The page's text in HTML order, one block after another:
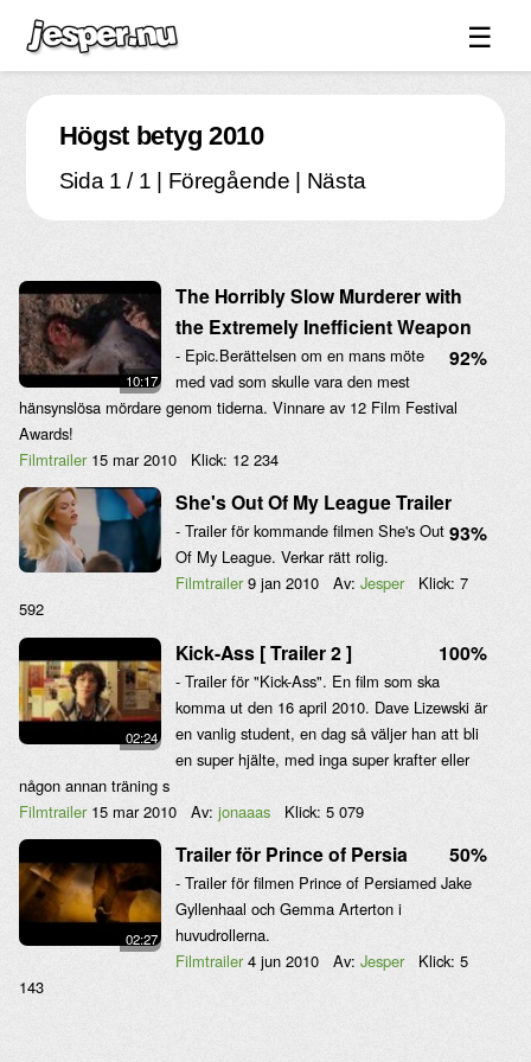
☰
Spel ↓
Bilder ↓
Forum ↓
Länkar
Blandat ↓
Om sidan ↓
Högst betyg 2010
Sida 1 / 1 | Föregående | Nästa
10:17
The Horribly Slow Murderer with
the Extremely Inefficient Weapon
92%
- Epic.Berättelsen om en mans möte
med vad som skulle vara den mest
hänsynslösa mördare genom tiderna. Vinnare av 12 Film Festival
Awards!
Filmtrailer 15 mar 2010 Klick: 12 234
She's Out Of My League Trailer
93%
- Trailer för kommande filmen She's Out
Of My League. Verkar rätt rolig.
Filmtrailer 9 jan 2010 Av: Jesper Klick: 7
592
02:24
Kick-Ass [ Trailer 2 ] 100%
- Trailer för "Kick-Ass". En film som ska
komma ut den 16 april 2010. Dave Lizewski är
en vanlig student, en dag så väljer han att bli
en super hjälte, med inga super krafter eller
någon annan träning s
Filmtrailer 15 mar 2010 Av: jonaaas Klick: 5 079
02:27
Trailer för Prince of Persia 50%
- Trailer för filmen Prince of Persiamed Jake
Gyllenhaal och Gemma Arterton i
huvudrollerna.
Filmtrailer 4 jun 2010 Av: Jesper Klick: 5
143